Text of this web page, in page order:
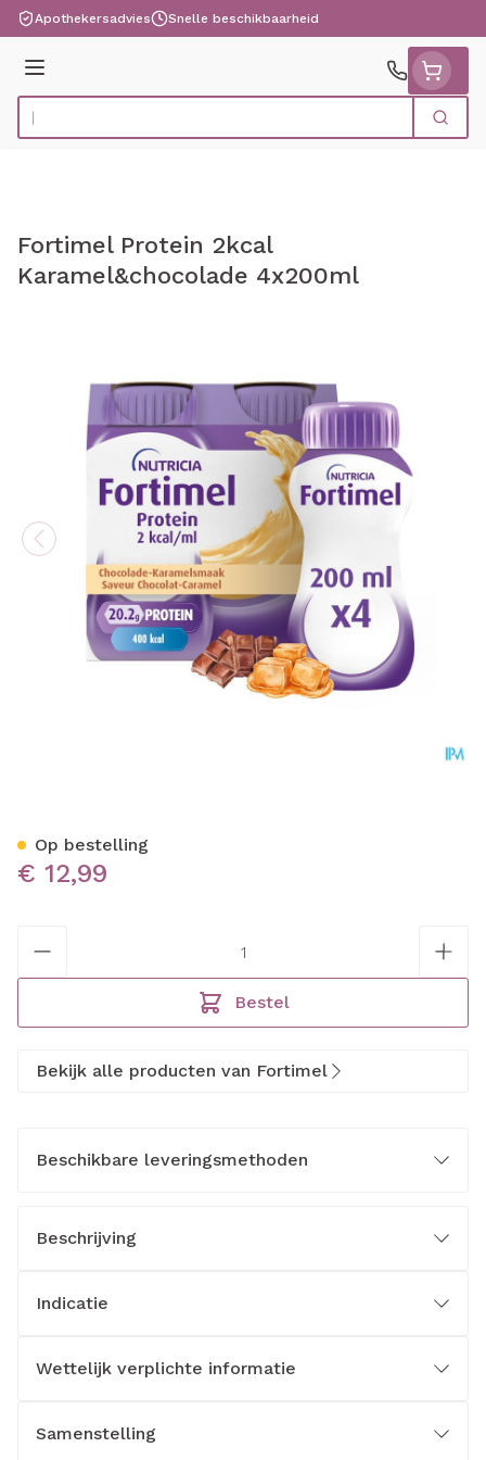
Ga naar de inhoud
Apothekersadvies Snelle beschikbaarheid
Menu
Product, merk, categorie... Zoek
Fortimel Protein 2kcal
Karamel&chocolade 4x200ml
€ 12,99
Bestel
Op bestelling
Bekijk alle producten van Fortimel
Beschikbare leveringsmethoden
Beschrijving
Indicatie
Wettelijk verplichte informatie
Samenstelling